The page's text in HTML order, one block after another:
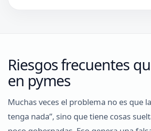
Riesgos frecuentes
en pymes
Muchas veces el problema no es que
tenga nada”, sino que tiene cosas